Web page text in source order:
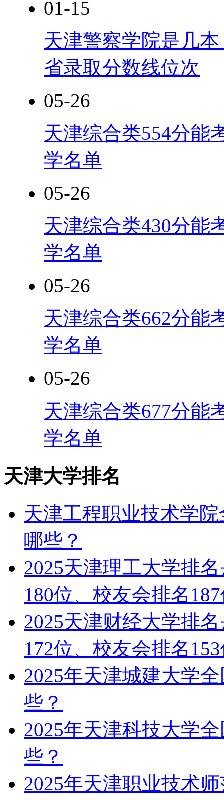
01-15
天津警察学院是几
省录取分数线位次
05-26
天津综合类554分能
学名单
05-26
天津综合类430分能
学名单
05-26
天津综合类662分能
学名单
05-26
天津综合类677分能
学名单
天津大学排名
天津工程职业技术学
哪些？
2025天津理工大学排
180位、校友会排名
2025天津财经大学排
172位、校友会排名
2025年天津城建大学
些？
2025年天津科技大学
些？
2025年天津职业技术